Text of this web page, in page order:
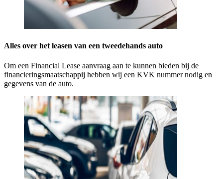
Alles over het leasen van een tweedehands auto
Om een Financial Lease aanvraag aan te kunnen bieden bij de
financieringsmaatschappij hebben wij een KVK nummer nodig en
gegevens van de auto.